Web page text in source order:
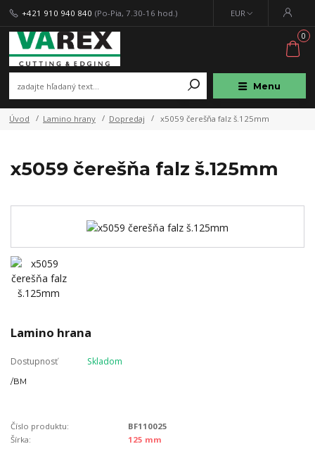
Menu
EUR
+421 910 940 840 (Po-Pia, 7.30-16 hod.)
0
Úvod Lamino hrany Dopredaj x5059 čerešňa falz š.125mm
x5059 čerešňa falz š.125mm
Lamino hrana
Dostupnosť Skladom
/BM
Číslo produktu:
BF110025
Šírka:
125 mm